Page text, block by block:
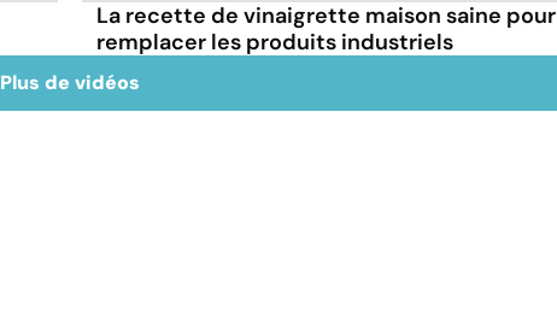
La recette de vinaigrette maison saine pour
remplacer les produits industriels
Plus de vidéos